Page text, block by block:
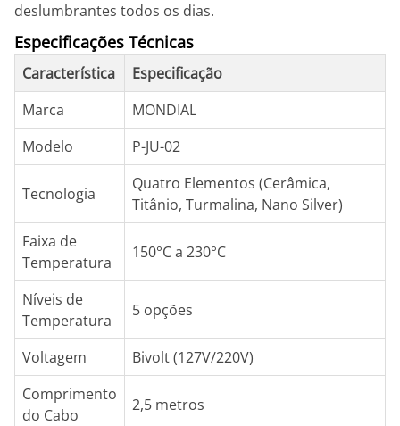
deslumbrantes todos os dias.
Especificações Técnicas
Característica
Especificação
Marca
MONDIAL
Modelo
P-JU-02
Tecnologia
Quatro Elementos (Cerâmica,
Titânio, Turmalina, Nano Silver)
Faixa de
Temperatura
150°C a 230°C
Níveis de
Temperatura
5 opções
Voltagem
Bivolt (127V/220V)
Comprimento
do Cabo
2,5 metros